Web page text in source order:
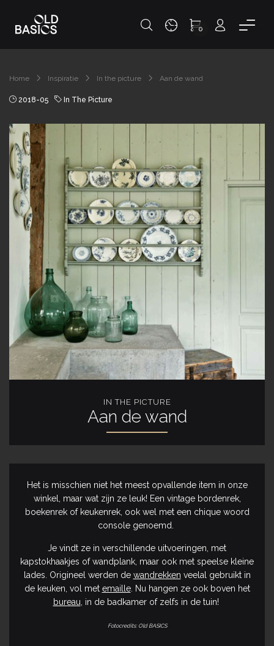
0
Home Inspiratie In the picture Aan de wand
2018-05 In The Picture
IN THE PICTURE
Aan de wand
Het is misschien niet het meest opvallende item in onze
winkel, maar wat zijn ze leuk! Een vintage bordenrek,
boekenrek of keukenrek, ook wel met een chique woord
console genoemd.
Je vindt ze in verschillende uitvoeringen, met
kapstokhaakjes of wandplank, maar ook met speelse kleine
lades. Origineel werden de wandrekken veelal gebruikt in
de keuken, vol met emaille. Nu hangen ze ook boven het
bureau , in de badkamer of zelfs in de tuin!
Fotocredits: Old BASICS